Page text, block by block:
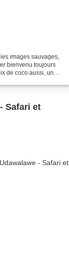
images sauvages,
bienvenu toujours
de coco aussi, une
Safari et